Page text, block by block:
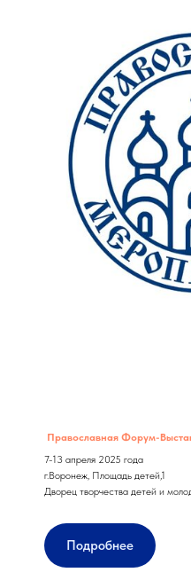
Православная Форум-
7-13 апреля 2025 года
г.Воронеж, Площадь детей,1
Дворец творчества детей и
Подробнее